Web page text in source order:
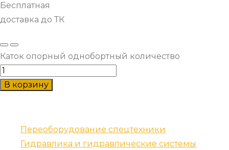
Бесплатная
доставка до ТК
Каток опорный однобортный количество
В корзину
Переоборудование спецтехники
Гидравлика и гидравлические системы